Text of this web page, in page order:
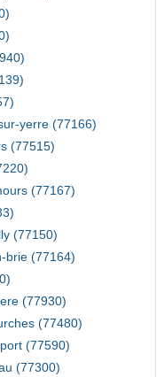
yerre (77166)
(77515)
(77167)
(77150)
brie (77164)
(77930)
(77480)
(77590)
(77300)